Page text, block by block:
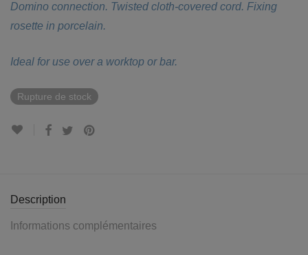
Domino connection. Twisted cloth-covered cord. Fixing
rosette in porcelain.
Ideal for use over a worktop or bar.
Rupture de stock
Description
Informations complémentaires